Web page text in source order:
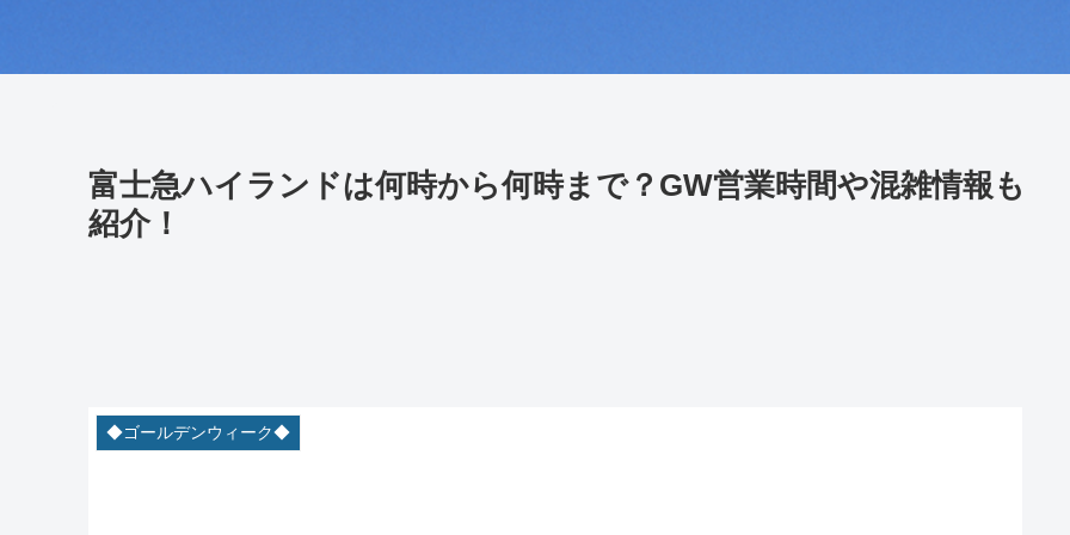
富士急ハイランドは何時から何時まで？GW営業時間や混雑情報も
紹介！
◆ゴールデンウィーク◆